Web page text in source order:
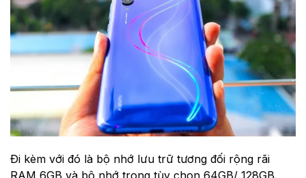
Đi kèm với đó là bộ nhớ lưu trữ tương đối rộng rãi
RAM 6GB và bộ nhớ trong tùy chọn 64GB/ 128GB.